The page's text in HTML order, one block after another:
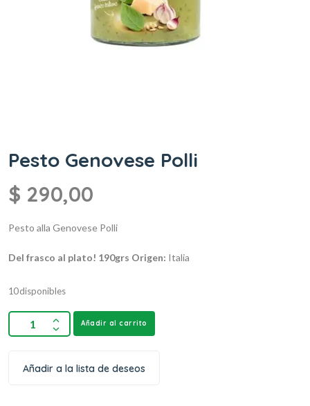
Pesto Genovese Polli
$ 290,00
Pesto alla Genovese Polli
Del frasco al plato! 190grs Origen: Italia
10 disponibles
Añadir al carrito
Añadir a la lista de deseos